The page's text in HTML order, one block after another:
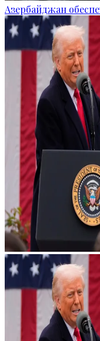
Азербайджан